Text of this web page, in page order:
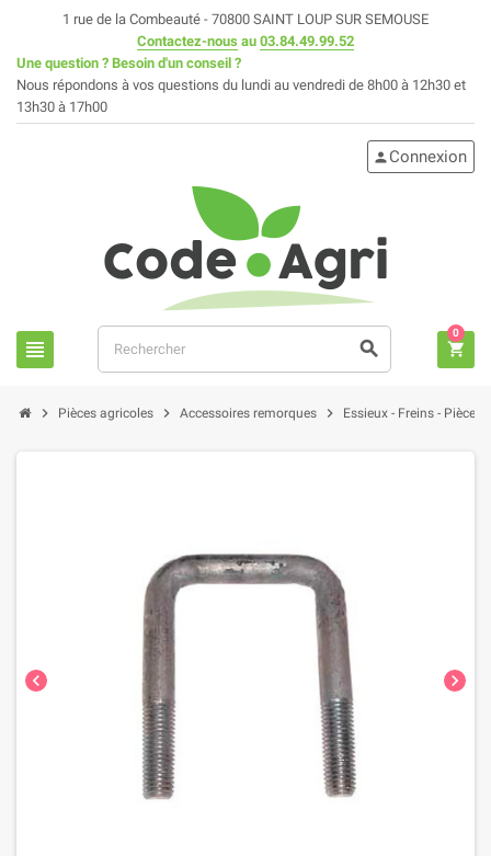
1 rue de la Combeauté - 70800 SAINT LOUP SUR SEMOUSE
Contactez-nous au 03.84.49.99.52
Une question ? Besoin d'un conseil ?
Nous répondons à vos questions du lundi au vendredi de 8h00 à 12h30 et
13h30 à 17h00
view_headline search
person Connexion
shopping_cart
0
chevron_right Pièces agricoles chevron_right Accessoires remorques chevron_right Essieux - Freins - Pièces
chevron_left chevron_right